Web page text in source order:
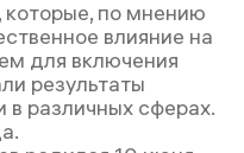
по мнению
влияние на
для включения
результаты
в различных сферах.